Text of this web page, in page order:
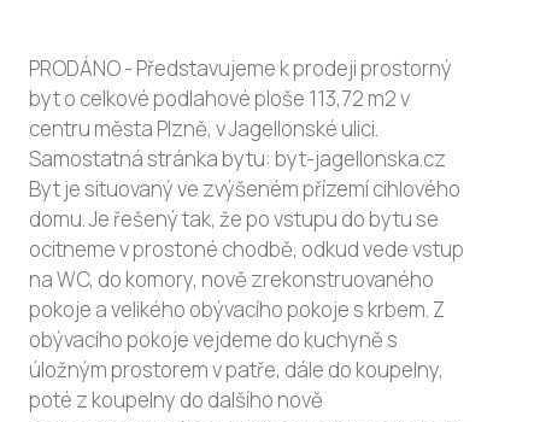
PRODÁNO - Představujeme k prodeji prostorný
byt o celkové podlahové ploše 113,72 m2 v
centru města Plzně, v Jagellonské ulici.
Samostatná stránka bytu: byt-jagellonska.cz
Byt je situovaný ve zvýšeném přízemí cihlového
domu. Je řešený tak, že po vstupu do bytu se
ocitneme v prostoné chodbě, odkud vede vstup
na WC, do komory, nově zrekonstruovaného
pokoje a velikého obývacího pokoje s krbem. Z
obývacího pokoje vejdeme do kuchyně s
úložným prostorem v patře, dále do koupelny,
poté z koupelny do dalšího nově